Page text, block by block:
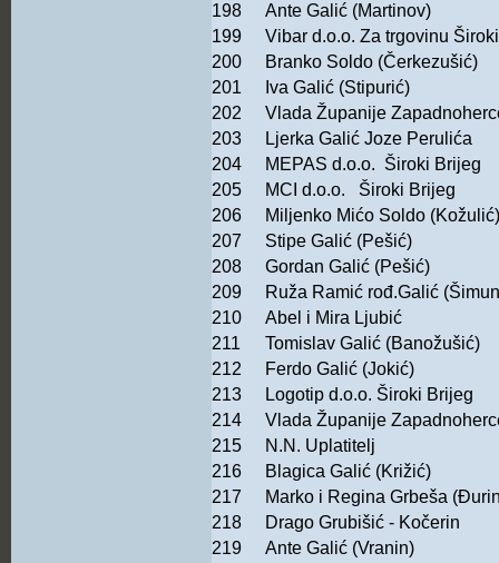
198
Ante Galić (Martinov)
199
Vibar d.o.o. Za trgovinu
200
Branko Soldo (Čerkezušić)
201
Iva Galić (Stipurić)
202
Vlada Županije
203
Ljerka Galić Joze Perulića
204
MEPAS d.o.o. Široki Brijeg
205
MCI d.o.o. Široki Brijeg
206
Miljenko Mićo Soldo (Kožulić)
207
Stipe Galić (Pešić)
208
Gordan Galić (Pešić)
209
Ruža Ramić rođ.Galić
210
Abel i Mira Ljubić
211
Tomislav Galić (Banožušić)
212
Ferdo Galić (Jokić)
213
Logotip d.o.o. Široki Brijeg
214
Vlada Županije
215
N.N. Uplatitelj
216
Blagica Galić (Križić)
217
Marko i Regina Grbeša
218
Drago Grubišić - Kočerin
219
Ante Galić (Vranin)